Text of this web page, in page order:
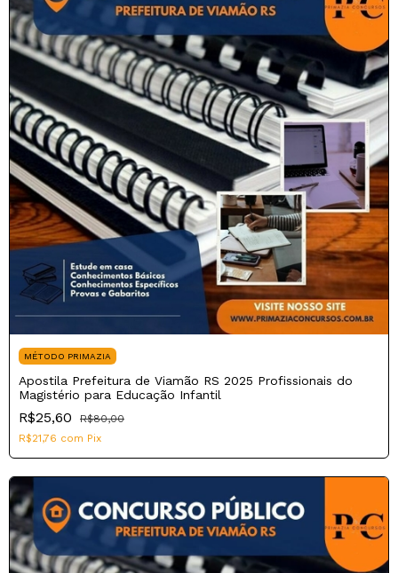
MÉTODO PRIMAZIA
Apostila Prefeitura de Viamão RS 2025 Profissionais do
Magistério para Educação Infantil
R$25,60
R$80,00
R$21,76 com Pix